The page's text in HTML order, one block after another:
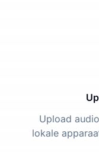
Upload
lokale